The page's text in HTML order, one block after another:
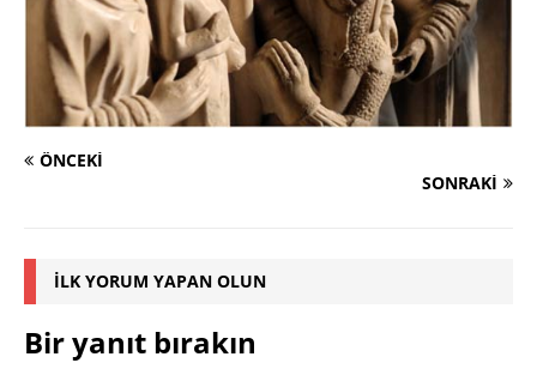
ÖNCEKI
SONRAKI
İLK YORUM YAPAN OLUN
Bir yanıt bırakın